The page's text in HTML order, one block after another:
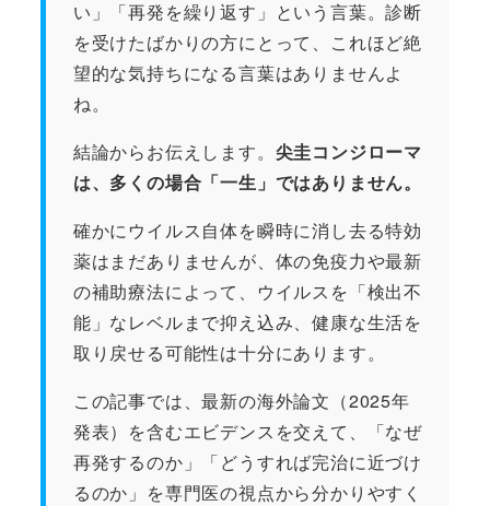
い」「再発を繰り返す」という言葉。診断
を受けたばかりの方にとって、これほど絶
望的な気持ちになる言葉はありませんよ
ね。
結論からお伝えします。 尖圭コンジローマ
は、多くの場合「一生」ではありません。
確かにウイルス自体を瞬時に消し去る特効
薬はまだありませんが、体の免疫力や最新
の補助療法によって、ウイルスを「検出不
能」なレベルまで抑え込み、健康な生活を
取り戻せる可能性は十分にあります。
この記事では、最新の海外論文（2025年
発表）を含むエビデンスを交えて、「なぜ
再発するのか」「どうすれば完治に近づけ
るのか」を専門医の視点から分かりやすく